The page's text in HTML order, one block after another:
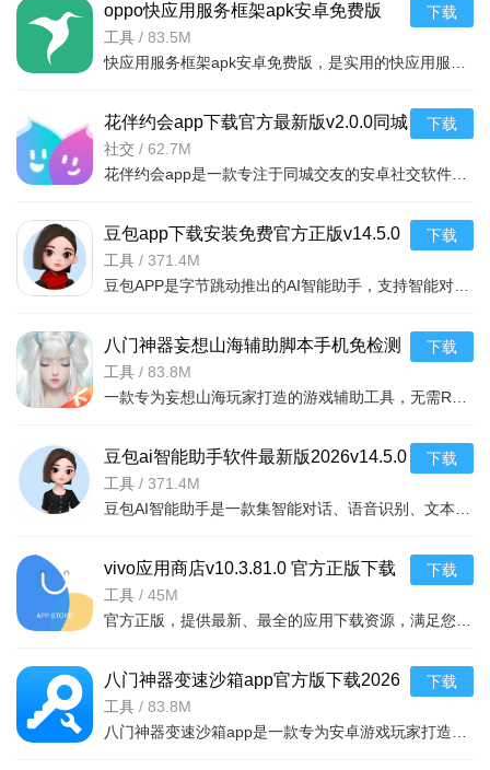
箭矢辅助
热门手游数值同步修改，一键锁定更稳定
玩家助手
单机游戏内存搜索，无需root操作便捷
游戏克星
模拟器专属修改器，兼容多款安卓模拟器
夜神辅助
适配夜神模拟器，内购破解一键生效
蜂窝辅助
云脚本库丰富，单机游戏自动修改
贪狼辅助
内存地址快速定位，支持加密游戏数据
八门神器最新版下载2026官方免费正版特别说明
本软件为v4.0.5安卓版免费官方版，主要用于单机游戏内存修
改与调试。使用前请务必开启“USB调试”或“Root权限”（视机型而
定），否则无法正常读取游戏进程。安装时若提示“未知来源”，
请在系统设置中允许该权限；建议关闭杀毒软件或白名单放行，
避免误删核心文件。
常见问题：若搜索数值无结果，请确认游戏进程已完全运行且未
加密；修改后游戏闪退，多为数据校验或版本不匹配，请还原原
值并重启游戏。注意：本工具仅支持单机游戏，严禁用于联网对
安装技巧：下载ZIP包后先解压，再安装APK；若覆盖安装失败，
可离线使用。建议定期清理缓存，避免内存占用过高。祝您游戏
愉快！
oppo快应用服务框架apk安卓免费版
v10.10.0C2安卓最新版
工具 / 83.5M
下载
花伴约会app下载官方最新版v2.0.0同城
交友免费
社交 / 62.7M
下载
豆包app下载安装免费官方正版v14.5.0
2026手机版
工具 / 371.4M
下载
八门神器妄想山海辅助脚本手机免检测
版v4.0.6 2026手机版
工具 / 83.8M
下载
豆包ai智能助手软件最新版2026v14.5.0
2026安卓版
工具 / 371.4M
下载
vivo应用商店v10.3.81.0 官方正版下载
工具 / 45M
下载
八门神器变速沙箱app官方版下载2026
最新版4.0.6 2026安卓版
工具 / 83.8M
下载